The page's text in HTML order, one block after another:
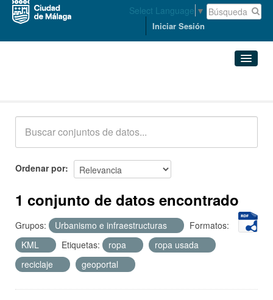
Select Language ▼
Iniciar Sesión
Acerca de
Ordenar por
1 conjunto de datos encontrado
Grupos: Urbanismo e infraestructuras
Formatos:
KML
Etiquetas: ropa
ropa usada
reciclaje
geoportal